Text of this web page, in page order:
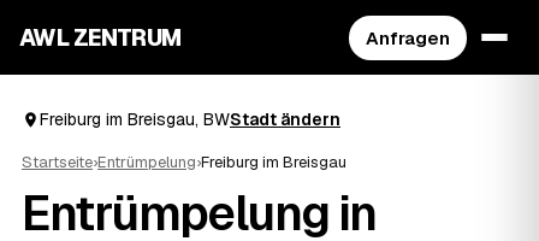
AWL ZENTRUM Anfragen
Freiburg im Breisgau, BWStadt ändern
Startseite›Entrümpelung›Freiburg im Breisgau
Entrümpelung in